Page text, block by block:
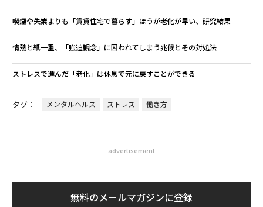
喫煙や失業よりも「賃貸住宅で暮らす」ほうが老化が早い、研究結果
情熱と紙一重、「強迫観念」に囚われてしまう兆候とその対処法
ストレスで進んだ「老化」は休息で元に戻すことができる
タグ： メンタルヘルス ストレス 働き方
advertisement
無料のメールマガジンに登録